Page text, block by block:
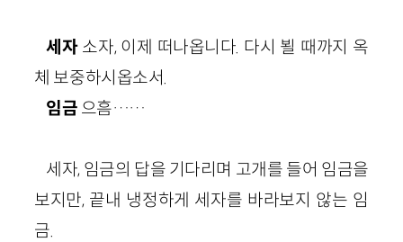
세자소자, 이제 떠나옵니다. 다시 뵐 때까지 옥
체 보중하시옵소서.
임금 으흠……
세자, 임금의 답을 기다리며 고개를 들어 임금을
보지만, 끝내 냉정하게 세자를 바라보지 않는 임
금.